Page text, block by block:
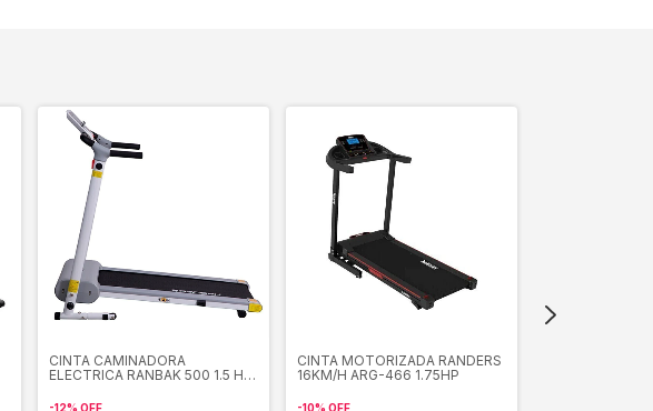
CINTA CAMINADORA
ELECTRICA RANBAK 500 1.5 HP
-12% OFF
CINTA MOTORIZADA RANDERS
16KM/H ARG-466 1.75HP
-10% OFF